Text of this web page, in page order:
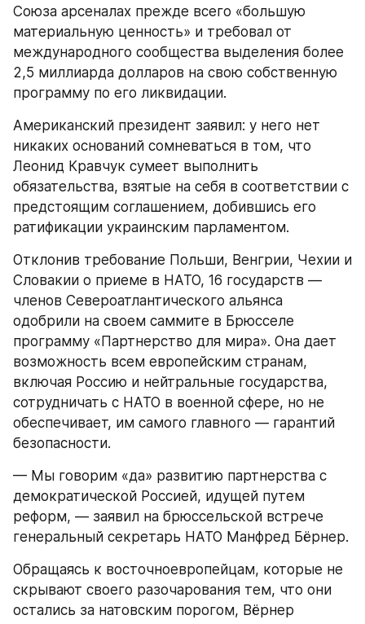
Союза арсеналах прежде всего «большую
материальную ценность» и требовал от
международного сообщества выделения более
2,5 миллиарда долларов на свою собственную
программу по его ликвидации.
Американский президент заявил: у него нет
никаких оснований сомневаться в том, что
Леонид Кравчук сумеет выполнить
обязательства, взятые на себя в соответствии с
предстоящим соглашением, добившись его
ратификации украинским парламентом.
Отклонив требование Польши, Венгрии, Чехии и
Словакии о приеме в НАТО, 16 государств —
членов Североатлантического альянса
одобрили на своем саммите в Брюсселе
программу «Партнерство для мира». Она дает
возможность всем европейским странам,
включая Россию и нейтральные государства,
сотрудничать с НАТО в военной сфере, но не
обеспечивает, им самого главного — гарантий
безопасности.
— Мы говорим «да» развитию партнерства с
демократической Россией, идущей путем
реформ, — заявил на брюссельской встрече
генеральный секретарь НАТО Манфред Бёрнер.
Обращаясь к восточноевропейцам, которые не
скрывают своего разочарования тем, что они
остались за натовским порогом, Вёрнер